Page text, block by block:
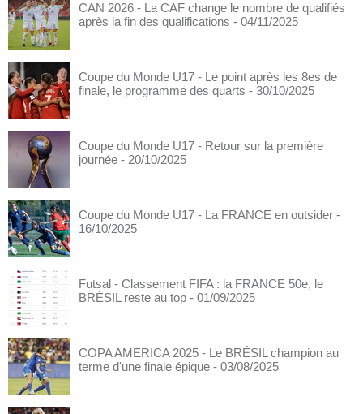
CAN 2026 - La CAF change le nombre de qualifiés
après la fin des qualifications - 04/11/2025
Coupe du Monde U17 - Le point après les 8es de
finale, le programme des quarts - 30/10/2025
Coupe du Monde U17 - Retour sur la première
journée - 20/10/2025
Coupe du Monde U17 - La FRANCE en outsider -
16/10/2025
Futsal - Classement FIFA : la FRANCE 50e, le
BRÉSIL reste au top - 01/09/2025
COPA AMERICA 2025 - Le BRÉSIL champion au
terme d'une finale épique - 03/08/2025